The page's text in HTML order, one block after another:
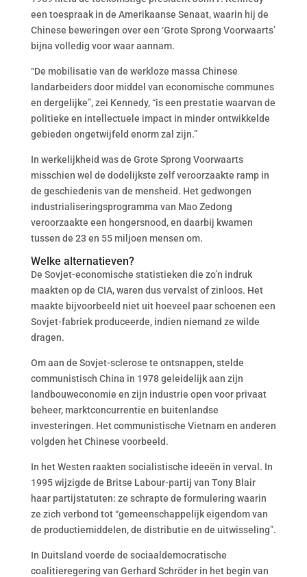
een toespraak in de Amerikaanse Senaat, waarin hij de
Chinese beweringen over een ‘Grote Sprong Voorwaarts’
bijna volledig voor waar aannam.
“De mobilisatie van de werkloze massa Chinese
landarbeiders door middel van economische communes
en dergelijke”, zei Kennedy, “is een prestatie waarvan de
politieke en intellectuele impact in minder ontwikkelde
gebieden ongetwijfeld enorm zal zijn.”
In werkelijkheid was de Grote Sprong Voorwaarts
misschien wel de dodelijkste zelf veroorzaakte ramp in
de geschiedenis van de mensheid. Het gedwongen
industrialiseringsprogramma van Mao Zedong
veroorzaakte een hongersnood, en daarbij kwamen
tussen de 23 en 55 miljoen mensen om.
Welke alternatieven?
De Sovjet-economische statistieken die zo’n indruk
maakten op de CIA, waren dus vervalst of zinloos. Het
maakte bijvoorbeeld niet uit hoeveel paar schoenen een
Sovjet-fabriek produceerde, indien niemand ze wilde
dragen.
Om aan de Sovjet-sclerose te ontsnappen, stelde
communistisch China in 1978 geleidelijk aan zijn
landbouweconomie en zijn industrie open voor privaat
beheer, marktconcurrentie en buitenlandse
investeringen. Het communistische Vietnam en anderen
volgden het Chinese voorbeeld.
In het Westen raakten socialistische ideeën in verval. In
1995 wijzigde de Britse Labour-partij van Tony Blair
haar partijstatuten: ze schrapte de formulering waarin
ze zich verbond tot “gemeenschappelijk eigendom van
de productiemiddelen, de distributie en de uitwisseling”.
In Duitsland voerde de sociaaldemocratische
coalitieregering van Gerhard Schröder in het begin van